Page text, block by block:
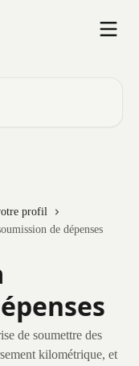
profil
de dépenses
de soumettre des
kilométrique, et